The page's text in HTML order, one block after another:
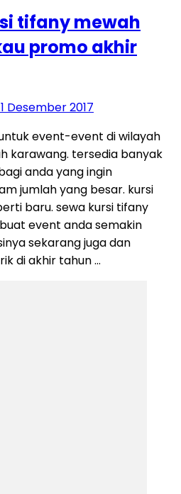
tifany mewah
promo akhir
Desember 2017
event-event di wilayah
karawang. tersedia banyak
anda yang ingin
jumlah yang besar. kursi
baru. sewa kursi tifany
event anda semakin
sekarang juga dan
di akhir tahun …